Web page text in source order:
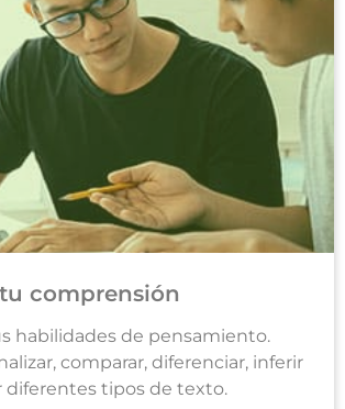
comprensión
habilidades de pensamiento.
comparar, diferenciar, inferir
diferentes tipos de texto.